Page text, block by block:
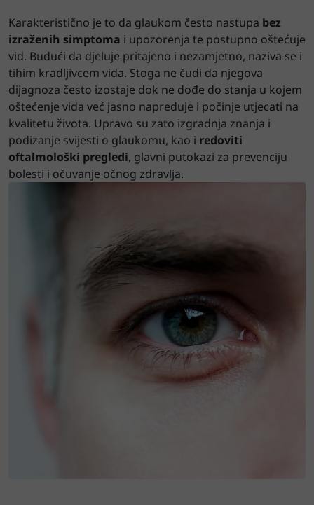
Karakteristično je to da glaukom često nastupa bez
izraženih simptoma i upozorenja te postupno oštećuje
vid. Budući da djeluje pritajeno i nezamjetno, naziva se i
tihim kradljivcem vida. Stoga ne čudi da njegova
dijagnoza često izostaje dok ne dođe do stanja u kojem
oštećenje vida već jasno napreduje i počinje utjecati na
kvalitetu života. Upravo su zato izgradnja znanja i
podizanje svijesti o glaukomu, kao i redoviti
oftalmološki pregledi, glavni putokazi za prevenciju
bolesti i očuvanje očnog zdravlja.